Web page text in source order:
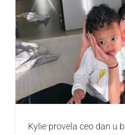
Kylie provela ceo dan u bolnici
ćerkice
Zvezde
Kylie provela ceo dan u